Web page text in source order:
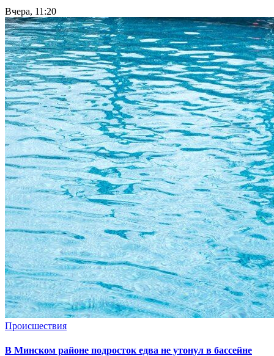
Вчера, 11:20
Происшествия
В Минском районе подросток едва не утонул в бассейне